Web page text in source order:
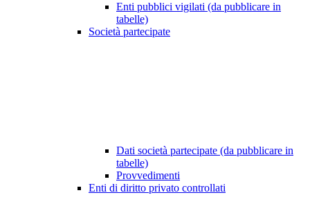
Enti pubblici vigilati (da pubblicare in
tabelle)
Società partecipate
Dati società partecipate (da pubblicare in
tabelle)
Provvedimenti
Enti di diritto privato controllati